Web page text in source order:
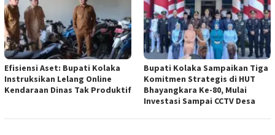
Efisiensi Aset: Bupati Kolaka
Instruksikan Lelang Online
Kendaraan Dinas Tak Produktif
Bupati Kolaka Sampaikan Tiga
Komitmen Strategis di HUT
Bhayangkara Ke-80, Mulai
Investasi Sampai CCTV Desa